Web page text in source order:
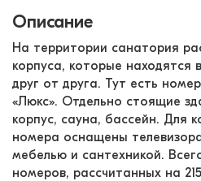
Описание
На территории санатория
корпуса, которые находятся
друг от друга. Тут есть
«Люкс». Отдельно стоящие
корпус, сауна, бассейн. Для
номера оснащены
мебелью и сантехникой.
номеров, рассчитанных на